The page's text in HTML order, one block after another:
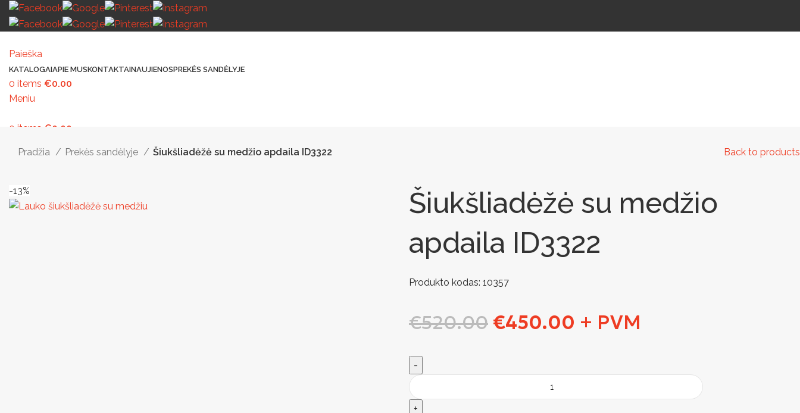
Paieška
KATALOGAIAPIE MUSKONTAKTAINAUJIENOSPREKĖS SANDĖLYJE
0 items €0.00
Meniu
0 items €0.00
Pradžia Prekės sandėlyje Šiukšliadėžė su medžio apdaila ID3322 Back to products
-13%
Šiukšliadėžė su medžio
apdaila ID3322
Produkto kodas: 10357
€520.00 €450.00 + PVM